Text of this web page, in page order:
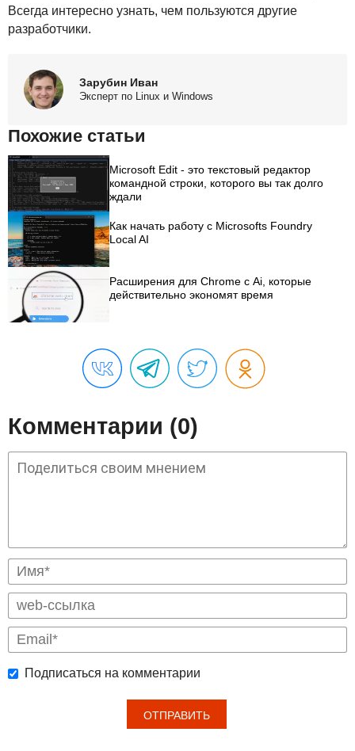
Всегда интересно узнать, чем пользуются другие
разработчики.
Зарубин Иван
Эксперт по Linux и Windows
Похожие статьи
Microsoft Edit - это текстовый редактор
командной строки, которого вы так долго
ждали
Как начать работу с Microsofts Foundry
Local AI
Расширения для Chrome с Ai, которые
действительно экономят время
Комментарии (0)
Подписаться на комментарии